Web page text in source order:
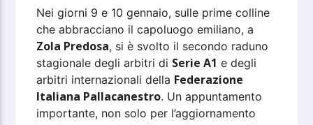
Nei giorni 9 e 10 gennaio, sulle prime colline
che abbracciano il capoluogo emiliano, a
Zola Predosa, si è svolto il secondo raduno
stagionale degli arbitri di Serie A1 e degli
arbitri internazionali della Federazione
Italiana Pallacanestro. Un appuntamento
importante, non solo per l’aggiornamento